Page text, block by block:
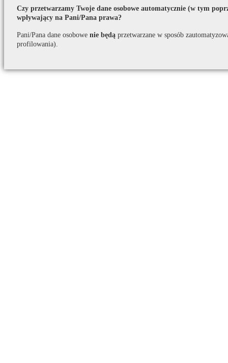
Czy przetwarzamy Twoje dane osobowe automatycznie (w tym
wpływający na Pani/Pana prawa?
Pani/Pana dane osobowe nie będą przetwarzane w sposób
profilowania).